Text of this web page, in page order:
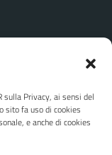
sulla Privacy, ai sensi del
sito fa uso di cookies
e anche di cookies